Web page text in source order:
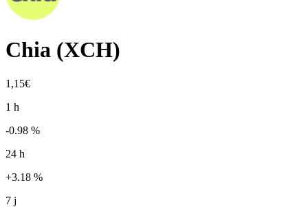
Chia (XCH)
1,15€
1 h
-0.98 %
24 h
+3.18 %
7 j